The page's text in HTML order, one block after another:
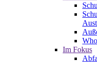
Im Fokus